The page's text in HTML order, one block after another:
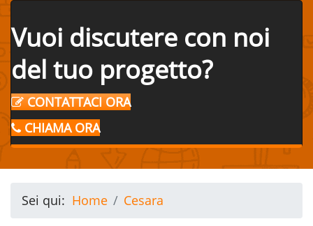
Vuoi discutere con noi
del tuo progetto?
CONTATTACI ORA
CHIAMA ORA
Sei qui: Home Cesara